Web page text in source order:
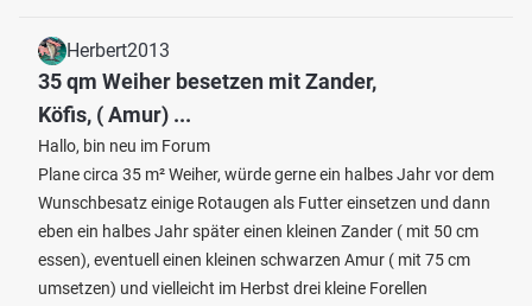
Herbert2013
35 qm Weiher besetzen mit Zander,
Köfis, ( Amur) ...
Hallo, bin neu im Forum
Plane circa 35 m² Weiher, würde gerne ein halbes Jahr vor dem
Wunschbesatz einige Rotaugen als Futter einsetzen und dann
eben ein halbes Jahr später einen kleinen Zander ( mit 50 cm
essen), eventuell einen kleinen schwarzen Amur ( mit 75 cm
umsetzen) und vielleicht im Herbst drei kleine Forellen